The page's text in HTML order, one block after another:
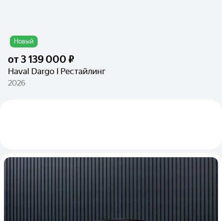
Новый
от3 139 000 ₽
Haval Dargo I Рестайлинг
2026